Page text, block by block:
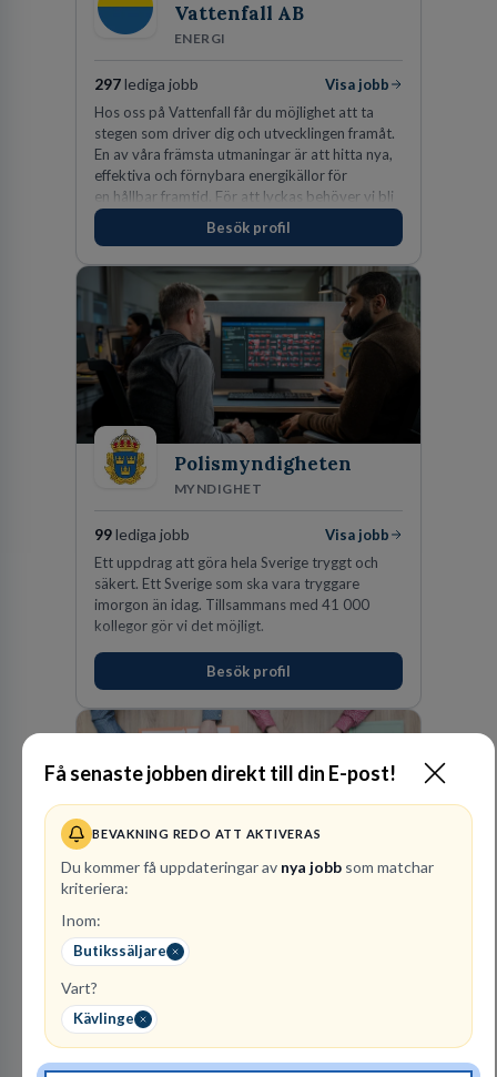
Få senaste jobben direkt till din E-post!
BEVAKNING REDO ATT AKTIVERAS
Du kommer få uppdateringar av nya jobb som matchar
kriteriera:
Inom:
Butikssäljare
Vart?
Kävlinge
Vattenfall AB
ENERGI
297lediga jobb
Visa jobb
Hos oss på Vattenfall får du möjlighet att ta
stegen som driver dig och utvecklingen framåt.
En av våra främsta utmaningar är att hitta nya,
effektiva och förnybara energikällor för
en hållbar framtid. För att lyckas behöver vi bli
fler medarbetare som vill göra skillnad.
Besök profil
Polismyndigheten
MYNDIGHET
99lediga jobb
Visa jobb
Ett uppdrag att göra hela Sverige tryggt och
säkert. Ett Sverige som ska vara tryggare
imorgon än idag. Tillsammans med 41 000
kollegor gör vi det möjligt.
Besök profil
BEMANNING
34
PerformIQ gör mer än att hitta personal. Våra
kandidater har rätt CV och det där lilla extra
som du letar efter. Ansvarstagande,